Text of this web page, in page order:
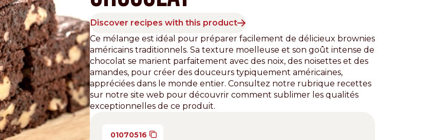
Europe & Middle East
English DutchItaliano
Asia and Pacific
English
North America
English
Shop
Dutch
Distributors and authorized clients
Web Order
ItalianEnglish
Discover recipes with this product
Ce mélange est idéal pour préparer facilement de délicieux brownies
américains traditionnels. Sa texture moelleuse et son goût intense de
chocolat se marient parfaitement avec des noix, des noisettes et des
amandes, pour créer des douceurs typiquement américaines,
appréciées dans le monde entier. Consultez notre rubrique recettes
sur notre site web pour découvrir comment sublimer les qualités
exceptionnelles de ce produit.
01070516